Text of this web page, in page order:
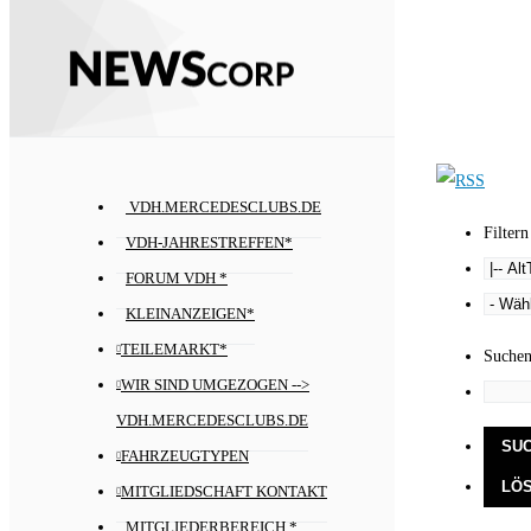
VDH.MERCEDESCLUBS.DE
VDH-JAHRESTREFFEN*
FORUM VDH *
KLEINANZEIGEN*
TEILEMARKT*
WIR SIND UMGEZOGEN -->
VDH.MERCEDESCLUBS.DE
FAHRZEUGTYPEN
MITGLIEDSCHAFT KONTAKT
MITGLIEDERBEREICH *
Filtern
Suchen